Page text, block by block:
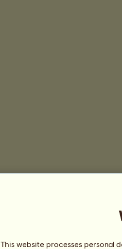
This website processes personal